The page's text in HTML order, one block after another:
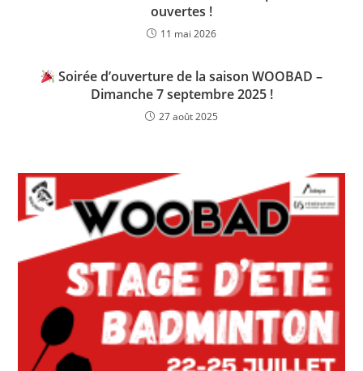
ouvertes !
11 mai 2026
Soirée d’ouverture de la saison WOOBAD –
Dimanche 7 septembre 2025 !
27 août 2025